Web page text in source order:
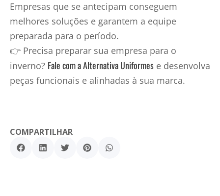
Empresas que se antecipam conseguem
melhores soluções e garantem a equipe
preparada para o período.
👉 Precisa preparar sua empresa para o
inverno? Fale com a Alternativa Uniformes e desenvolva
peças funcionais e alinhadas à sua marca.
COMPARTILHAR